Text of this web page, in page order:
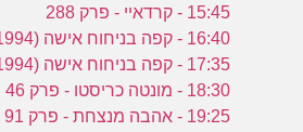
15:45 - קרדאיי - פרק 288
16:40 - קפה בניחוח אישה (1994) - פרק 133
17:35 - קפה בניחוח אישה (1994) - פרק 134
18:30 - מונטה כריסטו - פרק 46
19:25 - אהבה מנצחת - פרק 91